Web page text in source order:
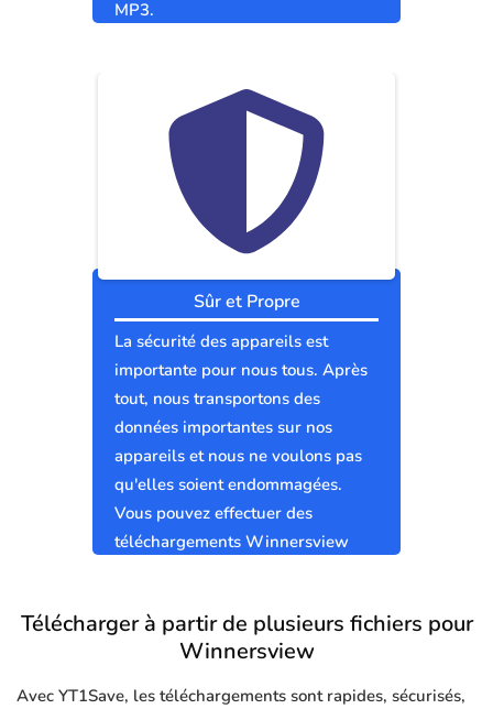
MP3.
Sûr et Propre
La sécurité des appareils est
importante pour nous tous. Après
tout, nous transportons des
données importantes sur nos
appareils et nous ne voulons pas
qu'elles soient endommagées.
Vous pouvez effectuer des
téléchargements Winnersview
Télécharger à partir de plusieurs fichiers pour
Winnersview
Avec YT1Save, les téléchargements sont rapides, sécurisés,